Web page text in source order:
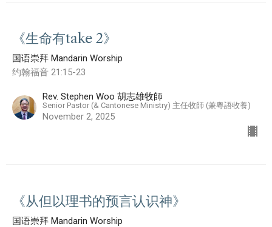
《生命有take 2》
国语崇拜 Mandarin Worship
约翰福音 21:15-23
Rev. Stephen Woo 胡志雄牧師
Senior Pastor (& Cantonese Ministry) 主任牧師 (兼粵語牧養)
November 2, 2025
《从但以理书的预言认识神》
国语崇拜 Mandarin Worship